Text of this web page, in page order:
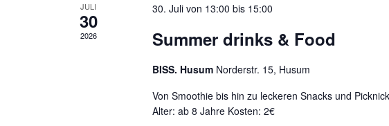
JULI
30
2026
30. Juli von 13:00 bis 15:00
Summer drinks & Food
BISS. Husum Norderstr. 15, Husum
Von Smoothie bis hin zu leckeren Snacks und
Alter: ab 8 Jahre Kosten: 2€